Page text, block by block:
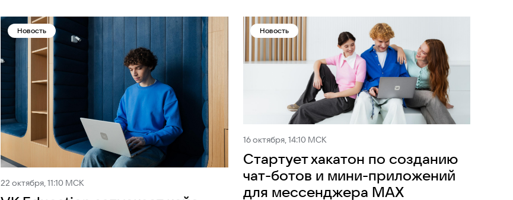
Новость
22 октября, 11:10 МСК
Новость
16 октября, 14:10 МСК
Стартует хакатон по созданию
чат-ботов и мини-приложений
для мессенджера MAX